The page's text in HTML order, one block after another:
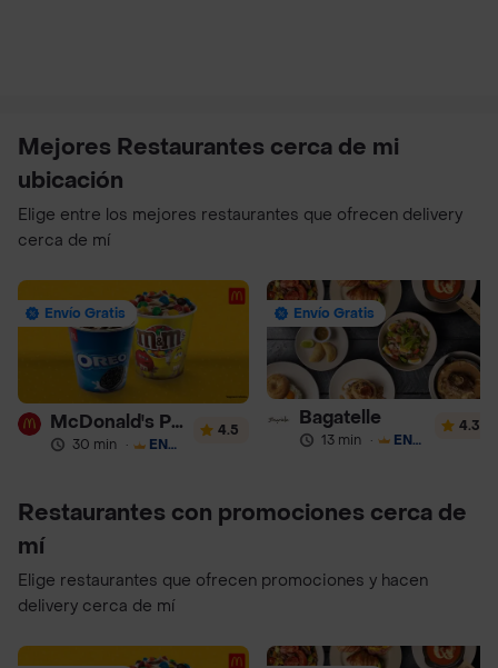
Mejores Restaurantes cerca de mi
ubicación
Elige entre los mejores restaurantes que ofrecen delivery
cerca de mí
Envío Gratis
McDonald's Postres
30 min · ENVÍO GRATIS
4.5
Envío Gratis
Bagatelle
13 min · ENVÍO GRATIS
4.3
Restaurantes con promociones cerca de
mí
Elige restaurantes que ofrecen promociones y hacen
delivery cerca de mí